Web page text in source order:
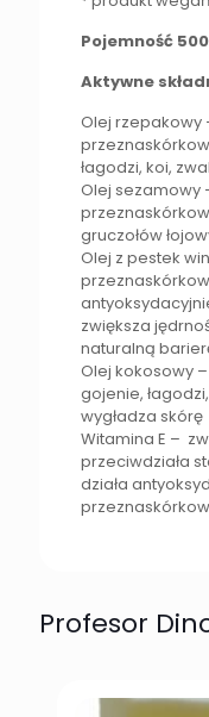
Pojemność
Aktywne
Olej rzepakowy
łagodzi, koi,
Olej sezamowy
gruczołów
Olej z pestek
zwiększa
naturalną
Olej kokosowy
gojenie,
wygładza skórę
Witamina E –
przeciwdziała
działa
Profesor